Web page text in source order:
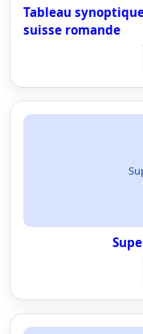
Tableau
suisse romande